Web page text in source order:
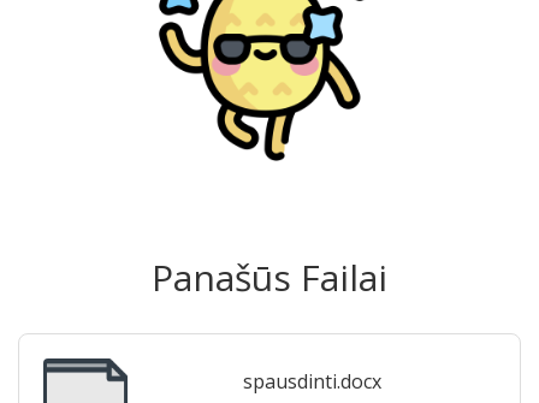
Panašūs Failai
spausdinti.docx